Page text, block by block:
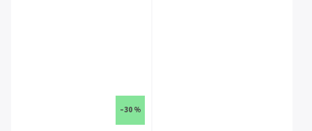
–30 %